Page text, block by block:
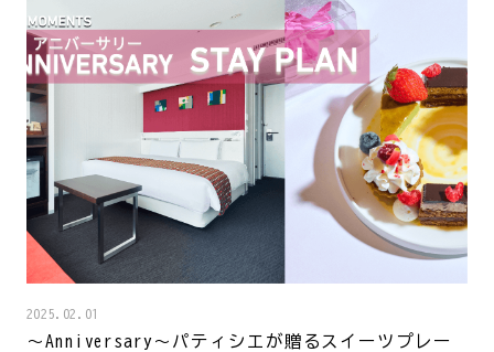
2025.02.01
～Anniversary～パティシエが贈るスイーツプレー